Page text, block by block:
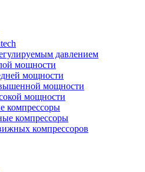
давлением
мощности
мощности
мощности
мощности
компрессоры
компрессоры
компрессоров